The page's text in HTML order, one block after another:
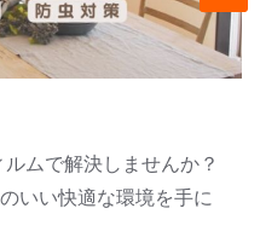
ムで解決しませんか？
いい快適な環境を手に